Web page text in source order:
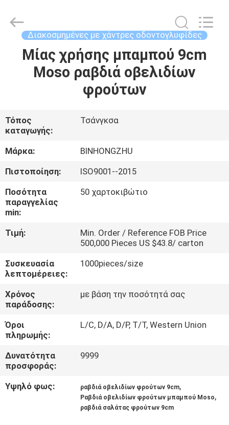
ΣΠΊΤΙ
ΠΕΡΊΠΟΥ
ΕΜΕΊΣ
ΓΎΡΟΣ
ΕΡΓΟΣΤΑΣΊΩΝ
ΠΟΙΟΤΙΚΌΣ
ΈΛΕΓΧΟΣ
ΜΑΣ
ΕΛΆΤΕ
ΣΕ
ΕΠΑΦΉ
ΜΕ
ΕΙΔΉΣΕΙΣ
and
Export
Διακοσμημένες με χάντρες οδοντογλυφίδες
Μίας χρήσης μπαμπού 9cm
Moso ραβδιά οβελιδίων
φρούτων
Τόπος
καταγωγής:
Τσάνγκσα
Μάρκα:
BINHONGZHU
Πιστοποίηση:
ISO9001--2015
Ποσότητα
παραγγελίας
min:
50 χαρτοκιβώτιο
Τιμή:
Min. Order / Reference FOB Price
500,000 Pieces US $43.8/ carton
Συσκευασία
λεπτομέρειες:
1000pieces/size
Χρόνος
παράδοσης:
με βάση την ποσότητά σας
Όροι
πληρωμής:
L/C, D/A, D/P, T/T, Western Union
Δυνατότητα
προσφοράς:
9999
Υψηλό φως: ραβδιά οβελιδίων φρούτων 9cm,
Ραβδιά οβελιδίων φρούτων μπαμπού Moso,
ραβδιά σαλάτας φρούτων 9cm